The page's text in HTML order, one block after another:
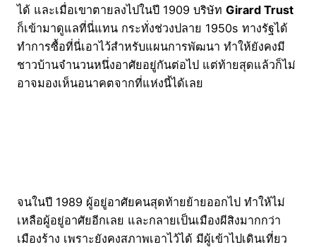
ได้ และเมื่อเขาตายลงไปในปี 1909 บริษัท Girard Trust
ก็เข้ามาดูแลที่นี่แทน กระทั่งช่วงปลาย 1950s ทางรัฐได้
ทำการซื้อที่นี่เอาไว้สำหรับแผนการพัฒนา ทำให้ยังคงมี
ชาวบ้านจำนวนหนึ่งอาศัยอยู่กันต่อไป แต่ท้ายสุดแล้วก็ไม่
อาจมองเห็นอนาคตจากที่แห่งนี้ได้เลย
จนในปี 1989 ผู้อยู่อาศัยคนสุดท้ายย้ายออกไป ทำให้ไม่
เหลือผู้อยู่อาศัยอีกเลย และกลายเป็นเมืองผีสิงมากกว่า
เมืองร้าง เพราะยังคงสภาพเอาไว้ได้ มีผู้เข้าไปเดินเที่ยว